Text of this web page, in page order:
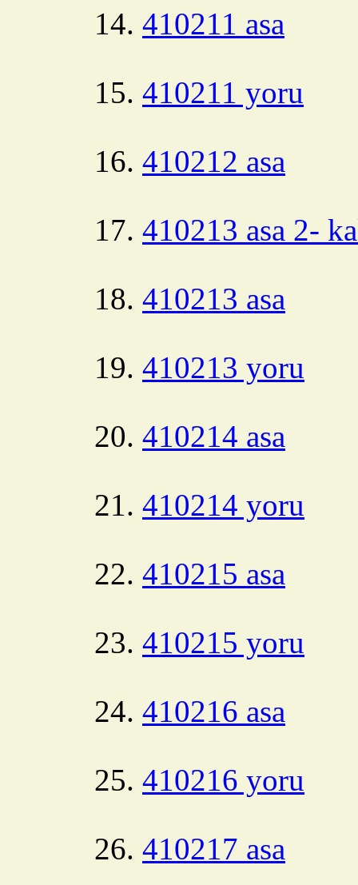
410211 asa
410211 yoru
410212 asa
410213 asa 2-
410213 asa
410213 yoru
410214 asa
410214 yoru
410215 asa
410215 yoru
410216 asa
410216 yoru
410217 asa